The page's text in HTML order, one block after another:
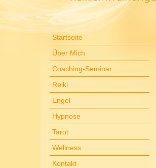
Startseite
Über Mich
Coaching-Seminar
Reiki
Engel
Hypnose
Tarot
Wellness
Kontakt